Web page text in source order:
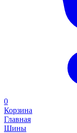
0
Корзина
Главная
Шины